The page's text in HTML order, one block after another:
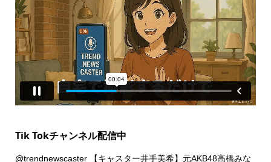
Tik Tokチャンネル配信中
@trendnewscaster【キャスター井手美希】元AKB48高橋みな